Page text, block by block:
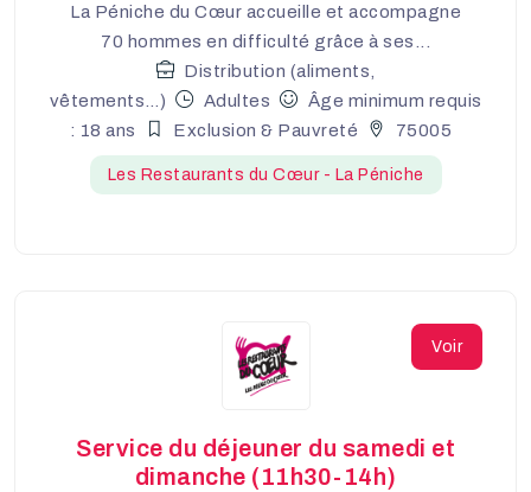
La Péniche du Cœur accueille et accompagne
70 hommes en difficulté grâce à ses...
Distribution (aliments,
vêtements…)
Adultes
Âge minimum requis
: 18 ans
Exclusion & Pauvreté 75005
Les Restaurants du Cœur - La Péniche
Voir
Service du déjeuner du samedi et
dimanche (11h30-14h)